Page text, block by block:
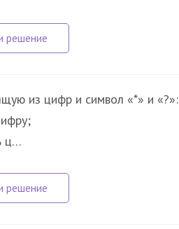
из цифр и символ «*» и «?»:
ц…